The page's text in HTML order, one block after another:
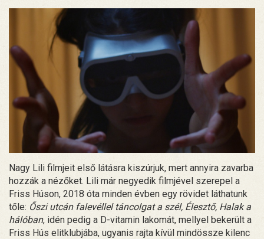
Nagy Lili filmjeit első látásra kiszúrjuk, mert annyira zavarba
hozzák a nézőket. Lili már negyedik filmjével szerepel a
Friss Húson, 2018 óta minden évben egy rövidet láthatunk
tőle: Őszi utcán falevéllel táncolgat a szél, Élesztő, Halak a
hálóban, idén pedig a D-vitamin lakomát, mellyel bekerült a
Friss Hús elitklubjába, ugyanis rajta kívül mindössze kilenc